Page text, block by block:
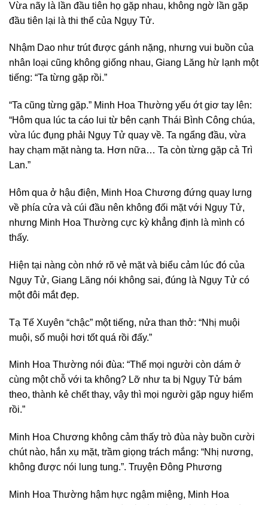
Vừa nãy là lần đầu tiên họ gặp nhau, không ngờ lần gặp
đầu tiên lại là thi thể của Ngụy Tử.
Nhậm Dao như trút được gánh nặng, nhưng vui buồn của
nhân loại cũng không giống nhau, Giang Lăng hừ lạnh một
tiếng: “Ta từng gặp rồi.”
“Ta cũng từng gặp.” Minh Hoa Thường yếu ớt giơ tay lên:
“Hôm qua lúc ta cáo lui từ bên cạnh Thái Bình Công chúa,
vừa lúc đụng phải Ngụy Tử quay về. Ta ngẩng đầu, vừa
hay chạm mặt nàng ta. Hơn nữa… Ta còn từng gặp cả Trì
Lan.”
Hôm qua ở hậu điện, Minh Hoa Chương đứng quay lưng
về phía cửa và cúi đầu nên không đối mặt với Ngụy Tử,
nhưng Minh Hoa Thường cực kỳ khẳng định là mình có
thấy.
Hiện tại nàng còn nhớ rõ vẻ mặt và biểu cảm lúc đó của
Ngụy Tử, Giang Lăng nói không sai, đúng là Ngụy Tử có
một đôi mắt đẹp.
Tạ Tế Xuyên “chậc” một tiếng, nửa than thở: “Nhị muội
muội, số muội hơi tốt quá rồi đấy.”
Minh Hoa Thường nói đùa: “Thế mọi người còn dám ở
cùng một chỗ với ta không? Lỡ như ta bị Ngụy Tử bám
theo, thành kẻ chết thay, vậy thì mọi người gặp nguy hiểm
rồi.”
Minh Hoa Chương không cảm thấy trò đùa này buồn cười
chút nào, hắn xụ mặt, trầm giọng trách mắng: “Nhị nương,
không được nói lung tung.”. Truyện Đông Phương
Minh Hoa Thường hậm hực ngậm miệng, Minh Hoa